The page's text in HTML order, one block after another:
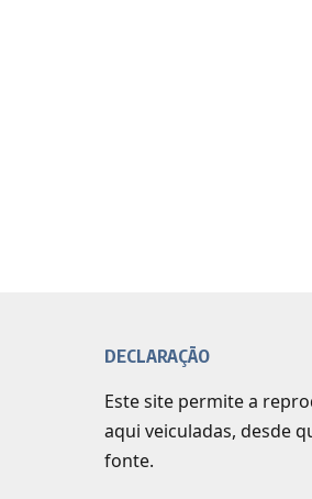
DECLARAÇÃO
Este site permite a
aqui veiculadas, desde
fonte.